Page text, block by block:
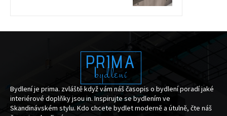
PRIMA
bydlení
Bydlení je prima. zvláště když vám náš časopis o bydlení poradí jaké
interiérové doplňky jsou in. Inspirujte se bydlením ve
Skandinávském stylu. Kdo chcete bydlet moderně a útulně, čte náš